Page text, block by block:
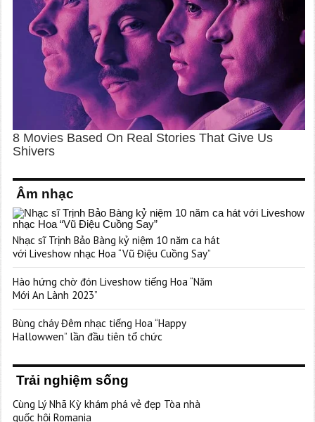
Âm nhạc
Nhạc sĩ Trịnh Bảo Bàng kỷ niệm 10 năm ca hát
với Liveshow nhạc Hoa “Vũ Điệu Cuồng Say”
Hào hứng chờ đón Liveshow tiếng Hoa “Năm
Mới An Lành 2023”
Bùng cháy Đêm nhạc tiếng Hoa “Happy
Hallowwen” lần đầu tiên tổ chức
Trải nghiệm sống
Cùng Lý Nhã Kỳ khám phá vẻ đẹp Tòa nhà
quốc hội Romania